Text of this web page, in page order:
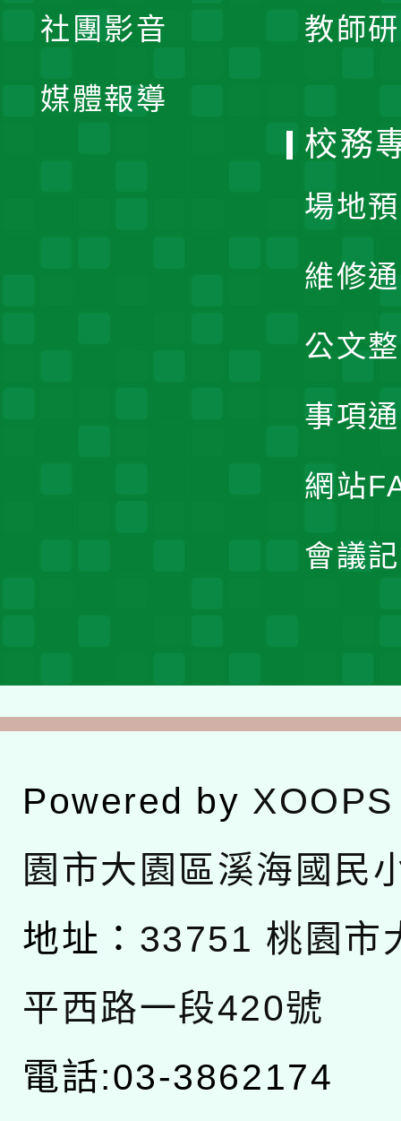
教師
社團影音
媒體報導
校務
場地
維修
公文
事項
網站
會議
Powered by XOOPS
園市大園區溪海國民
地址： 33751 桃園市
平西路一段420號
電話:03-3862174